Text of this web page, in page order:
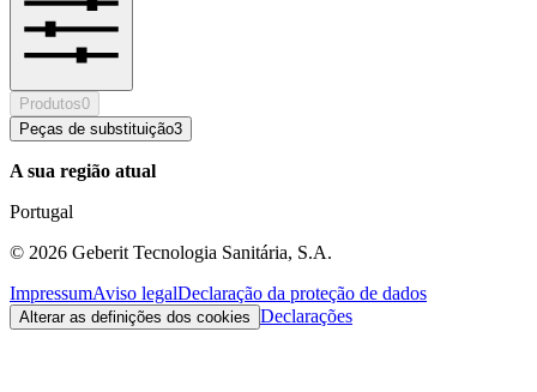
Produtos0
Peças de substituição3
A sua região atual
Portugal
© 2026 Geberit Tecnologia Sanitária, S.A.
ImpressumAviso legalDeclaração da proteção de dados
Alterar as definições dos cookies Declarações